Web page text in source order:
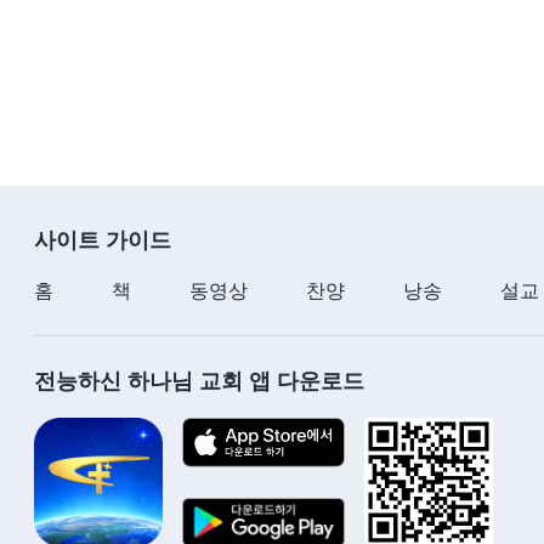
사이트 가이드
홈 책 동영상 찬양 낭송 설교
전능하신 하나님 교회 앱 다운로드